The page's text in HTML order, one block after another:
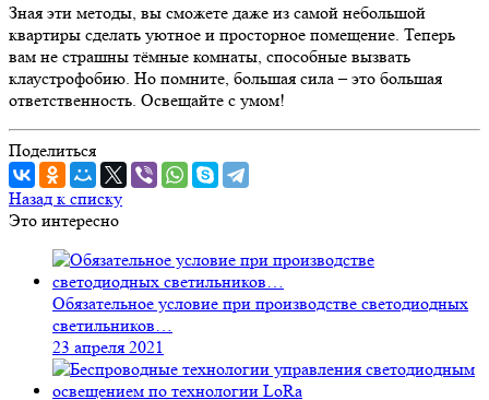
Зная эти методы, вы сможете даже из самой небольшой
квартиры сделать уютное и просторное помещение. Теперь
вам не страшны тёмные комнаты, способные вызвать
клаустрофобию. Но помните, большая сила – это большая
ответственность. Освещайте с умом!
Поделиться
Назад к списку
Это интересно
Обязательное условие при производстве светодиодных
светильников…
23 апреля 2021